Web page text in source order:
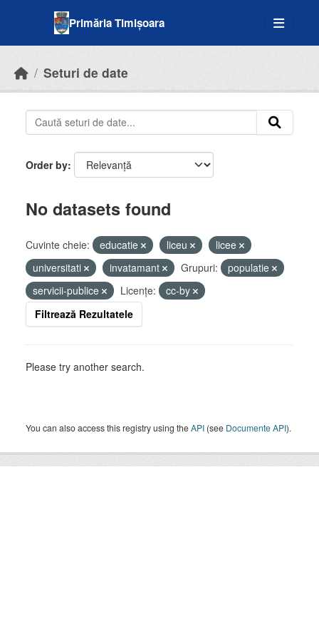
Primăria Timișoara
Seturi de date
Order by
No datasets found
Cuvinte cheie: educatie liceu
licee
universitati
invatamant Grupuri:
populatie
servicii-publice
Licenţe:
cc-by
Filtrează Rezultatele
Please try another search.
You can also access this registry using theAPI (see Documente API).